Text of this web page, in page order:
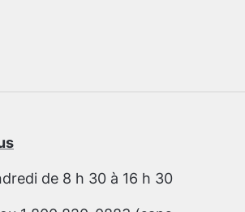
de 8 h 30 à 16 h 30